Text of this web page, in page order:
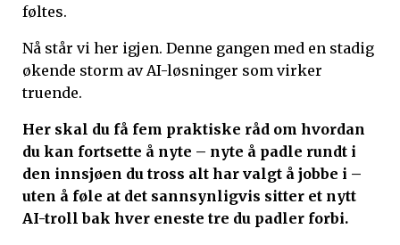
føltes.
Nå står vi her igjen. Denne gangen med en stadig
økende storm av AI-løsninger som virker
truende.
Her skal du få fem praktiske råd om hvordan
du kan fortsette å nyte – nyte å padle rundt i
den innsjøen du tross alt har valgt å jobbe i –
uten å føle at det sannsynligvis sitter et nytt
AI-troll bak hver eneste tre du padler forbi.